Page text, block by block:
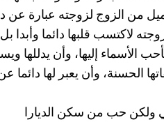
من الزوج لزوجته عبارة
لاكتسب قلبها دائما
الأسماء إليها، وأن يدللها
الحسنة، وأن يعبر لها دائما
ولكن حب من سكن الديارا